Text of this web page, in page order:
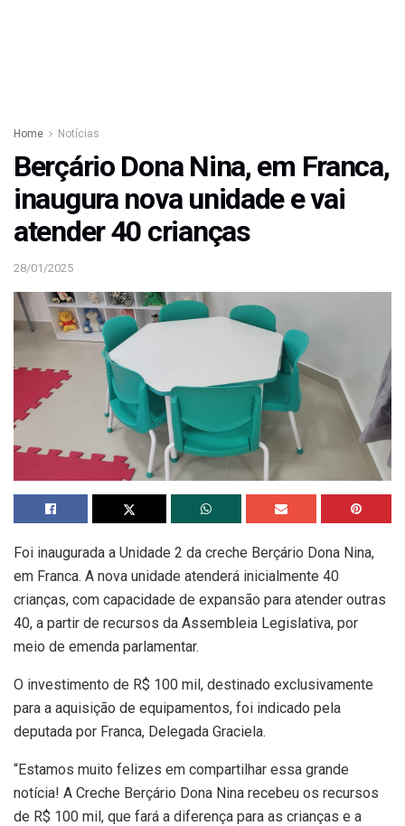
Home Notícias
Berçário Dona Nina, em Franca,
inaugura nova unidade e vai
atender 40 crianças
28/01/2025
Foi inaugurada a Unidade 2 da creche Berçário Dona Nina,
em Franca. A nova unidade atenderá inicialmente 40
crianças, com capacidade de expansão para atender outras
40, a partir de recursos da Assembleia Legislativa, por
meio de emenda parlamentar.
O investimento de R$ 100 mil, destinado exclusivamente
para a aquisição de equipamentos, foi indicado pela
deputada por Franca, Delegada Graciela.
“Estamos muito felizes em compartilhar essa grande
notícia! A Creche Berçário Dona Nina recebeu os recursos
de R$ 100 mil, que fará a diferença para as crianças e a